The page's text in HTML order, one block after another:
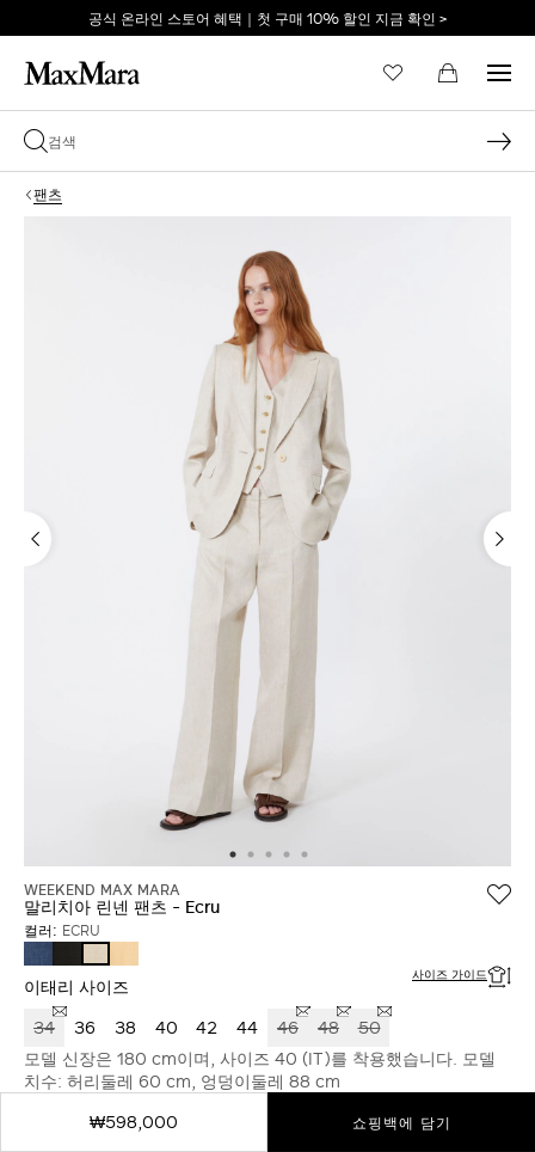
공식 온라인 스토어 혜택｜첫 구매 10% 할인 지금 확인 >
팬츠
WEEKEND MAX MARA
말리치아 린넨 팬츠 - Ecru
컬러: ECRU
BLACK
YELLOW
이태리 사이즈 사이즈 가이드
34 36 38 40 42 44 46 48
50
모델 신장은 180 cm이며, 사이즈 40 (IT)를 착용했습니다. 모델
치수: 허리둘레 60 cm, 엉덩이둘레 88 cm
₩598,000
쇼핑백에 담기
비밀번호를 잊어버리셨습니까?
로그인
막스마라의 세계로 당신
을 초대합니다